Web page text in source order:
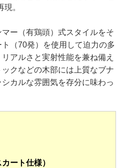
。
ー（有鶏頭）式スタイルをそ
（70発）を使用して迫力の多
アルさと実射性能を兼ね備え
クなどの木部には上質なブナ
カルな雰囲気を存分に味わっ
ート仕様）